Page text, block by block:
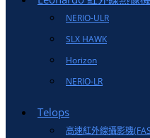
NERIO-ULR
SLX HAWK
Horizon
NERIO-LR
Telops
高速紅外線攝影機